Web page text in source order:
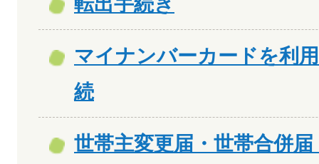
マイナンバーカードを利
続
世帯主変更届・世帯合併